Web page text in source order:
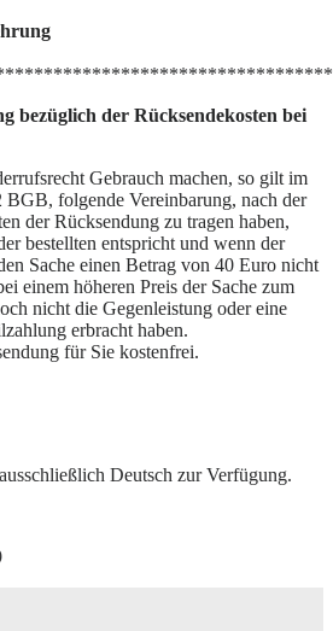
bezüglich der Rücksendekosten bei
Gebrauch machen, so gilt im
folgende Vereinbarung, nach der
der Rücksendung zu tragen haben,
bestellten entspricht und wenn der
Sache einen Betrag von 40 Euro nicht
einem höheren Preis der Sache zum
nicht die Gegenleistung oder eine
erbracht haben.
für Sie kostenfrei.
Deutsch zur Verfügung.